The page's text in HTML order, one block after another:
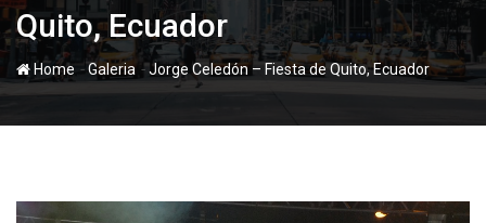
Quito, Ecuador
Home -Galeria-Jorge Celedón – Fiesta de Quito, Ecuador